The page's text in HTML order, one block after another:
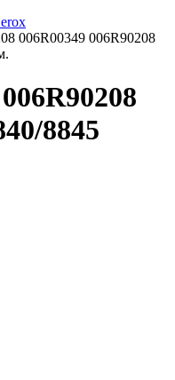
006R00349 006R90208
8845